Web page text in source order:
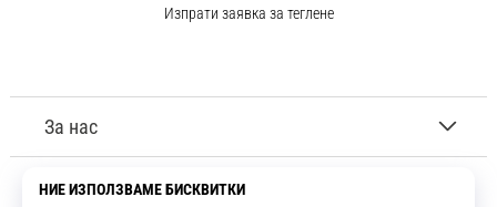
За нас
Обслужване на клиенти
Изпрати заявка за теглене